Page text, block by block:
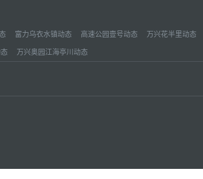
富力乌衣水镇动态 高速公园壹号动态 万兴花半里动态
万兴奥园江海亭川动态